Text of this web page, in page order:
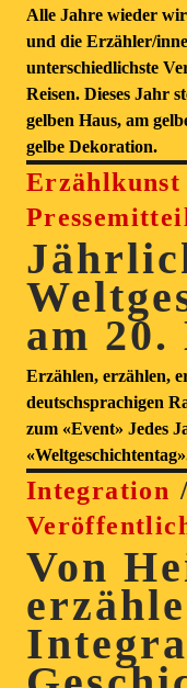
Alle Jahre wieder
und die Erzähler/
unterschiedlichste
Reisen. Dieses Jahr
gelben Haus, am
gelbe Dekoration.
Erzählkunst
am 20.
Erzählen, erzählen,
deutschsprachigen
zum «Event» Jedes
Integration
Von